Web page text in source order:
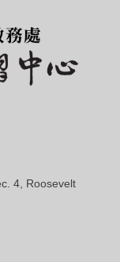
4, Roosevelt